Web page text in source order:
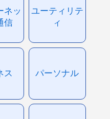
ネッ
信
ユーティリテ
ィ
ス パーソナル